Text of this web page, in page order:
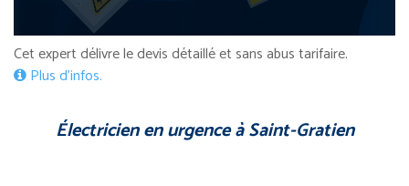
Cet expert délivre le devis détaillé et sans abus tarifaire.
Plus d’infos.
Électricien en urgence à Saint-Gratien